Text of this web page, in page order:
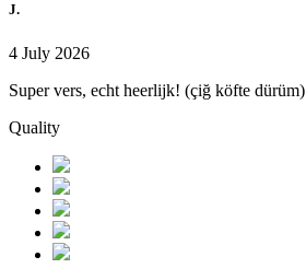
J.
4 July 2026
Super vers, echt heerlijk! (çiğ köfte dürüm)
Quality